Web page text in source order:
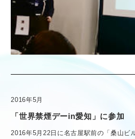
2016年5月
「世界禁煙デーin愛知」に参加
2016年5月22日に名古屋駅前の「桑山ビ